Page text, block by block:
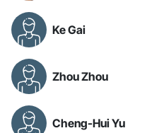
Ke Gai
Zhou Zhou
Cheng-Hui Yu